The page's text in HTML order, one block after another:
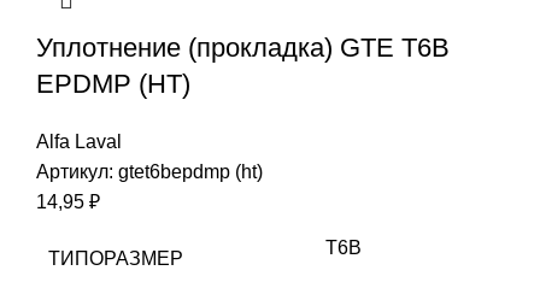
Уплотнение (прокладка) GTE T6B
EPDMP (HT)
Alfa Laval
Артикул: gtet6bepdmp (ht)
14,95 ₽
ТИПОРАЗМЕР
T6B